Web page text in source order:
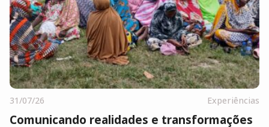
31/07/26 Experiências
Comunicando realidades e transformações